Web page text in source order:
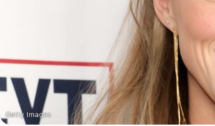
Getty Images